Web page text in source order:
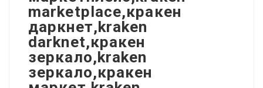
marketplace,кракен
даркнет,kraken
darknet,кракен
зеркало,kraken
зеркало,кракен